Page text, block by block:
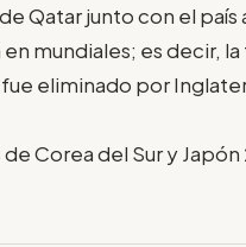
Qatar junto con el
mundiales; es decir,
eliminado por
Corea del Sur y Japón